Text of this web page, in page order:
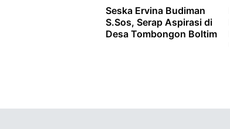
Seska Ervina Budiman
S.Sos, Serap Aspirasi di
Desa Tombongon Boltim